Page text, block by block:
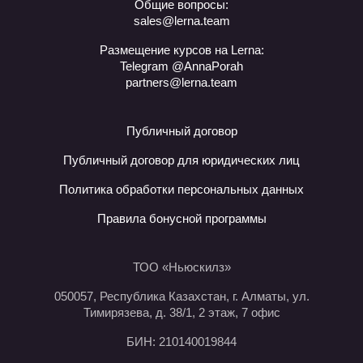
Общие вопросы:
sales@lerna.team
Размещение курсов на Lerna:
Telegram @AnnaPorah
partners@lerna.team
Публичный договор
Публичный договор для юридических лиц
Политика обработки персональных данных
Правила бонусной программы
ТОО «Ньюскилз»
050057, Республика Казахстан, г. Алматы, ул.
Тимирязева, д. 38/1, 2 этаж, 7 офис
БИН: 210140019844